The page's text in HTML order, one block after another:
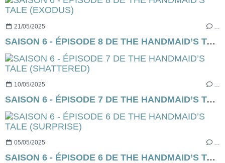
21/05/2025
SAISON 6 - ÉPISODE 8 DE THE HANDMAID’S TALE (EXODUS)
10/05/2025 …
SAISON 6 - ÉPISODE 7 DE THE HANDMAID’S TALE (SHATTERED)
05/05/2025 …
SAISON 6 - ÉPISODE 6 DE THE HANDMAID’S TALE (SURPRISE)